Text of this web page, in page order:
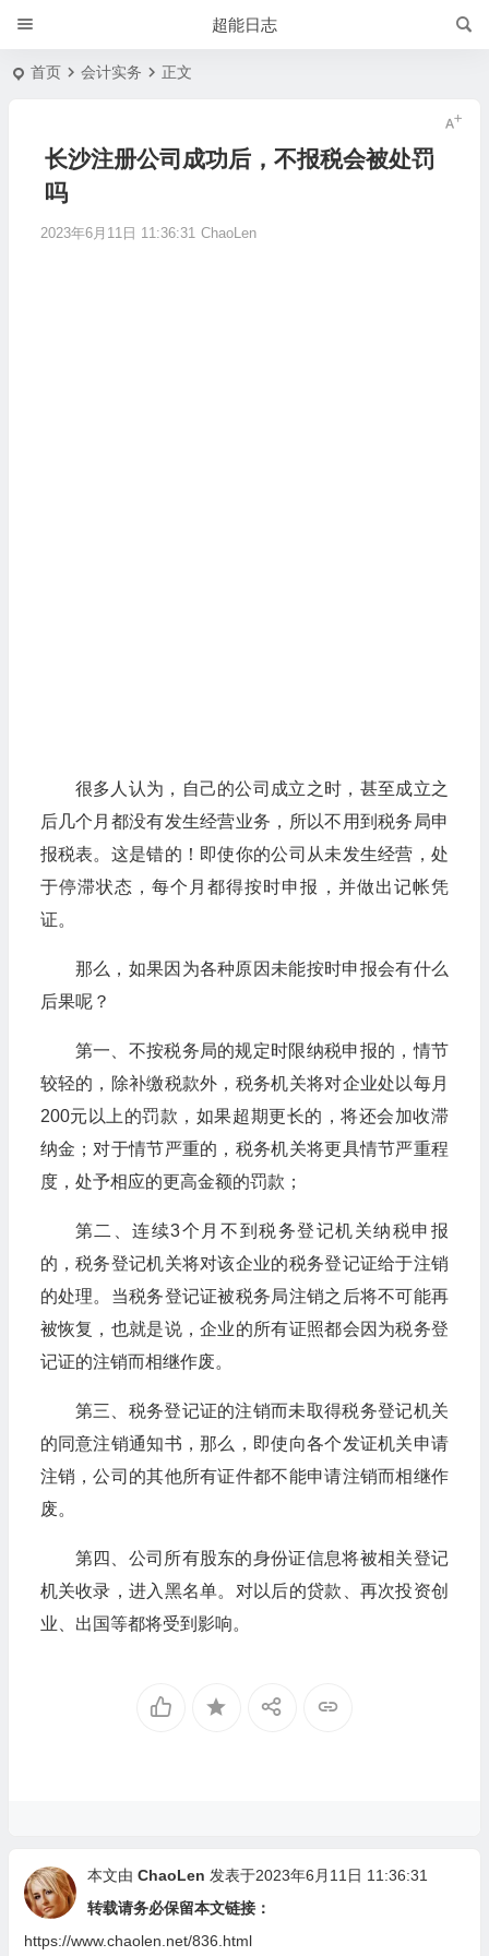
超能日志
首页 会计实务 正文
长沙注册公司成功后，不报税会被处罚
吗
2023年6月11日 11:36:31 ChaoLen
很多人认为，自己的公司成立之时，甚至成立之
后几个月都没有发生经营业务，所以不用到税务局申
报税表。这是错的！即使你的公司从未发生经营，处
于停滞状态，每个月都得按时申报，并做出记帐凭
证。
那么，如果因为各种原因未能按时申报会有什么
后果呢？
第一、不按税务局的规定时限纳税申报的，情节
较轻的，除补缴税款外，税务机关将对企业处以每月
200元以上的罚款，如果超期更长的，将还会加收滞
纳金；对于情节严重的，税务机关将更具情节严重程
度，处予相应的更高金额的罚款；
第二、连续3个月不到税务登记机关纳税申报
的，税务登记机关将对该企业的税务登记证给于注销
的处理。当税务登记证被税务局注销之后将不可能再
被恢复，也就是说，企业的所有证照都会因为税务登
记证的注销而相继作废。
第三、税务登记证的注销而未取得税务登记机关
的同意注销通知书，那么，即使向各个发证机关申请
注销，公司的其他所有证件都不能申请注销而相继作
废。
第四、公司所有股东的身份证信息将被相关登记
机关收录，进入黑名单。对以后的贷款、再次投资创
业、出国等都将受到影响。
本文由 ChaoLen 发表于2023年6月11日 11:36:31
转载请务必保留本文链接：
https://www.chaolen.net/836.html